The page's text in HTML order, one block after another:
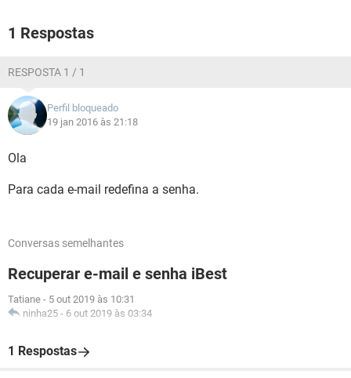
1 Respostas
RESPOSTA 1 / 1
Perfil bloqueado
19 jan 2016 às 21:18
Ola
Para cada e-mail redefina a senha.
Conversas semelhantes
Recuperar e-mail e senha iBest
Tatiane - 5 out 2019 às 10:31
ninha25 - 6 out 2019 às 03:34
1 Respostas